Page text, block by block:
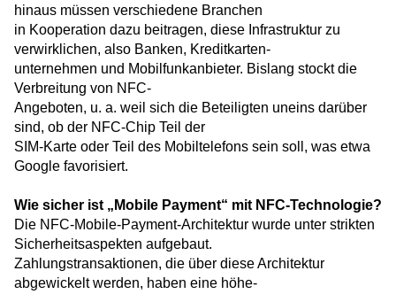
hinaus müssen verschiedene Branchen
in Kooperation dazu beitragen, diese Infrastruktur zu
verwirklichen, also Banken, Kreditkarten-
unternehmen und Mobilfunkanbieter. Bislang stockt die
Verbreitung von NFC-
Angeboten, u. a. weil sich die Beteiligten uneins darüber
sind, ob der NFC-Chip Teil der
SIM-Karte oder Teil des Mobiltelefons sein soll, was etwa
Google favorisiert.
Wie sicher ist „Mobile Payment“ mit NFC-Technologie?
Die NFC-Mobile-Payment-Architektur wurde unter strikten
Sicherheitsaspekten aufgebaut.
Zahlungstransaktionen, die über diese Archi­tektur
abgewickelt werden, haben eine höhe-